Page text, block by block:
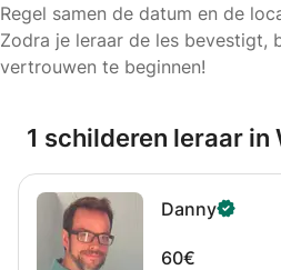
Regel samen de datum en de
Zodra je leraar de les bevestigt,
vertrouwen te beginnen!
1 schilderen leraar in
Danny
60€